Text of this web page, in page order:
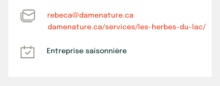
rebeca@damenature.ca
damenature.ca/services/les-herbes-du-lac/
Entreprise saisonnière